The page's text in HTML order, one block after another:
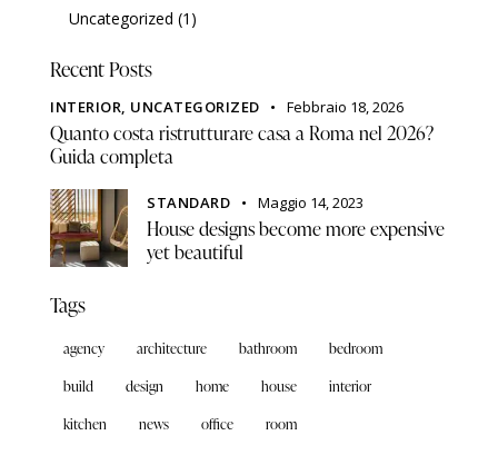
Uncategorized (1)
Recent Posts
INTERIOR, UNCATEGORIZED Febbraio 18, 2026
Quanto costa ristrutturare casa a Roma nel 2026?
Guida completa
STANDARD Maggio 14, 2023
House designs become more expensive
yet beautiful
Tags
agency architecture bathroom
bedroom
build
design home house
interior
kitchen
news office room